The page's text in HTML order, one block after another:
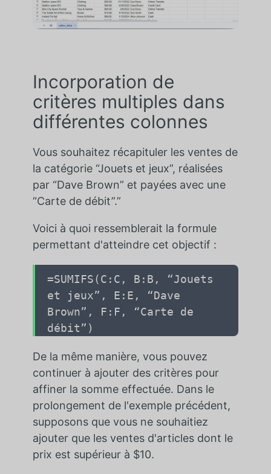
Incorporation de
critères multiples dans
différentes colonnes
Vous souhaitez récapituler les ventes de
la catégorie “Jouets et jeux”, réalisées
par “Dave Brown” et payées avec une
“Carte de débit”.”
Voici à quoi ressemblerait la formule
permettant d'atteindre cet objectif :
=SUMIFS(C:C , B:B ,
“Jouets
et jeux” , E:E ,
“Dave
Brown” , F:F ,
“Carte de
débit” )
De la même manière, vous pouvez
continuer à ajouter des critères pour
affiner la somme effectuée. Dans le
prolongement de l'exemple précédent,
supposons que vous ne souhaitiez
ajouter que les ventes d'articles dont le
prix est supérieur à $10.